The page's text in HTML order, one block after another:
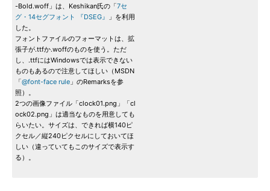
-Bold.woff」は、Keshikan氏の「7セ
グ・14セグフォント 『DSEG』
」を利用
した。
フォントファイルのフォーマットは、拡
張子が.ttfか.woffのものを使う。ただ
し、.ttfにはWindowsでは表示できない
ものもあるので注意してほしい（MSDN
「@font-face rule 」のRemarksを参
照）。
2つの画像ファイル「clock01.png」「cl
ock02.png」は適当なものを用意しても
らいたい。サイズは、できれば横140ピ
クセル／縦240ピクセルにしておいてほ
しい（違っていてもこのサイズで表示す
る）。